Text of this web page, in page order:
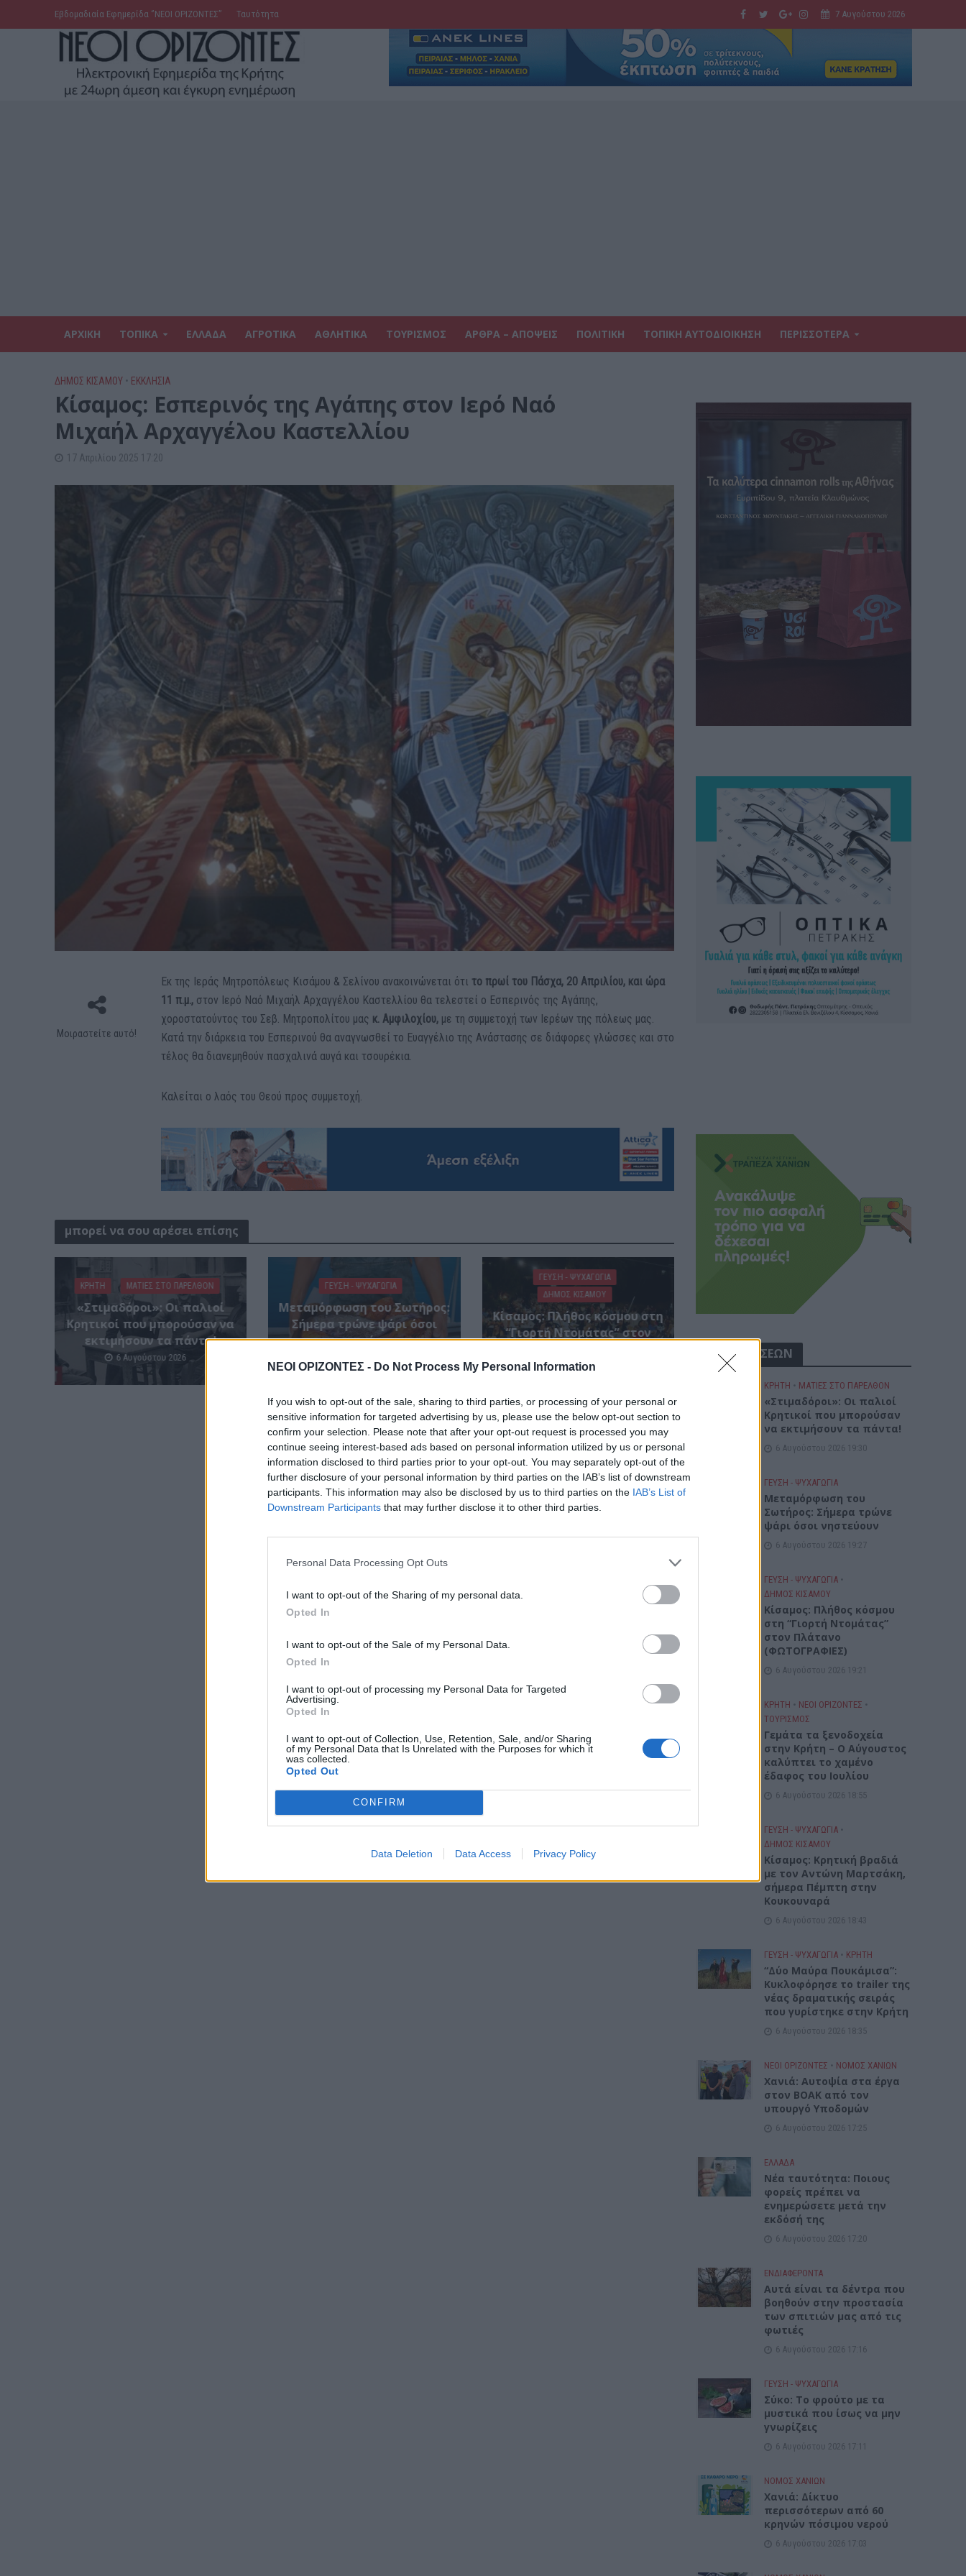
ΝΕΟΙ ΟΡΙΖΟΝΤΕΣ - Do Not Process My Personal Information
If you wish to opt-out of the sale, sharing to third parties, or processing of your personal or
sensitive information for targeted advertising by us, please use the below opt-out section to
confirm your selection. Please note that after your opt-out request is processed you may
continue seeing interest-based ads based on personal information utilized by us or personal
information disclosed to third parties prior to your opt-out. You may separately opt-out of the
further disclosure of your personal information by third parties on the IAB’s list of downstream
participants. This information may also be disclosed by us to third parties on the IAB’s List of
Downstream Participants that may further disclose it to other third parties.
Personal Data Processing Opt Outs
I want to opt-out of the Sharing of my personal data.
Opted In
I want to opt-out of the Sale of my Personal Data.
Opted In
I want to opt-out of processing my Personal Data for Targeted
Advertising.
Opted In
I want to opt-out of Collection, Use, Retention, Sale, and/or Sharing
of my Personal Data that Is Unrelated with the Purposes for which it
was collected.
Opted Out
CONFIRM
Data Deletion Data Access Privacy Policy
Εβδομαδιαία Εφημερίδα ‘’ΝΕΟΙ ΟΡΙΖΟΝΤΕΣ’’ Ταυτότητα 7 Αυγούστου 2026
ΑΡΧΙΚΗ ΤΟΠΙΚΑ ΕΛΛΑΔΑ ΑΓΡΟΤΙΚΑ ΑΘΛΗΤΙΚΑ ΤΟΥΡΙΣΜΟΣ ΑΡΘΡΑ – ΑΠΟΨΕΙΣ ΠΟΛΙΤΙΚΗ ΤΟΠΙΚΗ ΑΥΤΟΔΙΟΙΚΗΣΗ ΠΕΡΙΣΣΟΤΕΡΑ
ΔΉΜΟΣ ΚΙΣΆΜΟΥ • ΕΚΚΛΗΣΙΑ
Kίσαμος: Εσπερινός της Αγάπης στον Ιερό Ναό
Μιχαήλ Αρχαγγέλου Καστελλίου
17 Απριλίου 2025 17:20
Μοιραστείτε αυτό!
Εκ της Ιεράς Μητροπόλεως Κισάμου & Σελίνου ανακοινώνεται ότιτο πρωί του Πάσχα, 20 Απριλίου, και ώρα
11 π.μ., στον Ιερό Ναό Μιχαήλ Αρχαγγέλου Καστελλίου θα τελεστεί ο Εσπερινός της Αγάπης,
χοροστατούντος του Σεβ. Μητροπολίτου μας κ. Αμφιλοχίου, με τη συμμετοχή των Ιερέων της πόλεως μας.
Κατά την διάρκεια του Εσπερινού θα αναγνωσθεί το Ευαγγέλιο της Ανάστασης σε διάφορες γλώσσες και στο
τέλος θα διανεμηθούν πασχαλινά αυγά και τσουρέκια.
Καλείται ο λαός του Θεού προς συμμετοχή.
μπορεί να σου αρέσει επίσης
ΚΡΗΤΗ ΜΑΤΙΕΣ ΣΤΟ ΠΑΡΕΛΘΟΝ
«Στιμαδόροι»: Οι παλιοί
Κρητικοί που μπορούσαν να
εκτιμήσουν τα πάντα!
6 Αυγούστου 2026
ΓΕΎΣΗ - ΨΥΧΑΓΩΓΊΑ
Μεταμόρφωση του Σωτήρος:
Σήμερα τρώνε ψάρι όσοι
νηστεύουν
ΓΕΎΣΗ - ΨΥΧΑΓΩΓΊΑ
ΔΉΜΟΣ ΚΙΣΆΜΟΥ
Κίσαμος: Πλήθος κόσμου στη
“Γιορτή Ντομάτας” στον
6 Αυγούστου 2026
ΡΟΗ ΕΙΔΗΣΕΩΝ
ΚΡΗΤΗ • ΜΑΤΙΕΣ ΣΤΟ ΠΑΡΕΛΘΟΝ
«Στιμαδόροι»: Οι παλιοί
Κρητικοί που μπορούσαν
να εκτιμήσουν τα πάντα!
6 Αυγούστου 2026 19:30
ΓΕΎΣΗ - ΨΥΧΑΓΩΓΊΑ
Μεταμόρφωση του
Σωτήρος: Σήμερα τρώνε
ψάρι όσοι νηστεύουν
6 Αυγούστου 2026 19:27
ΓΕΎΣΗ - ΨΥΧΑΓΩΓΊΑ •
ΔΉΜΟΣ ΚΙΣΆΜΟΥ
Κίσαμος: Πλήθος κόσμου
στη “Γιορτή Ντομάτας”
στον Πλάτανο
(ΦΩΤΟΓΡΑΦΙΕΣ)
6 Αυγούστου 2026 19:21
ΚΡΗΤΗ • ΝΕΟΙ ΟΡΙΖΟΝΤΕΣ •
ΤΟΥΡΙΣΜΟΣ
Γεμάτα τα ξενοδοχεία
στην Κρήτη – Ο Αύγουστος
καλύπτει το χαμένο
έδαφος του Ιουλίου
6 Αυγούστου 2026 18:55
ΓΕΎΣΗ - ΨΥΧΑΓΩΓΊΑ •
ΔΉΜΟΣ ΚΙΣΆΜΟΥ
Kίσαμος: Κρητική βραδιά
με τον Αντώνη Μαρτσάκη,
σήμερα Πέμπτη στην
Κουκουναρά
6 Αυγούστου 2026 18:43
ΓΕΎΣΗ - ΨΥΧΑΓΩΓΊΑ • ΚΡΗΤΗ
“Δύο Μαύρα Πουκάμισα”:
Κυκλοφόρησε το trailer της
νέας δραματικής σειράς
που γυρίστηκε στην Κρήτη
6 Αυγούστου 2026 18:35
ΝΕΟΙ ΟΡΙΖΟΝΤΕΣ • ΝΟΜΌΣ ΧΑΝΊΩΝ
Χανιά: Αυτοψία στα έργα
στον ΒΟΑΚ από τον
υπουργό Υποδομών
6 Αυγούστου 2026 17:25
ΕΛΛΑΔΑ
Νέα ταυτότητα: Ποιους
φορείς πρέπει να
ενημερώσετε μετά την
εκδόσή της
6 Αυγούστου 2026 17:20
ΕΝΔΙΑΦΕΡΟΝΤΑ
Αυτά είναι τα δέντρα που
βοηθούν στην προστασία
των σπιτιών μας από τις
φωτιές
6 Αυγούστου 2026 17:16
ΓΕΎΣΗ - ΨΥΧΑΓΩΓΊΑ
Σύκο: Το φρούτο με τα
μυστικά που ίσως να μην
γνωρίζεις
6 Αυγούστου 2026 17:11
ΝΟΜΌΣ ΧΑΝΊΩΝ
Xανιά: Δίκτυο
περισσότερων από 60
κρηνών πόσιμου νερού
6 Αυγούστου 2026 17:03